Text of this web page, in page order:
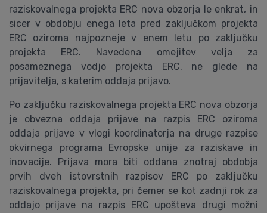
raziskovalnega projekta ERC nova obzorja le enkrat, in
sicer v obdobju enega leta pred zaključkom projekta
ERC oziroma najpozneje v enem letu po zaključku
projekta ERC. Navedena omejitev velja za
posameznega vodjo projekta ERC, ne glede na
prijavitelja, s katerim oddaja prijavo.
Po zaključku raziskovalnega projekta ERC nova obzorja
je obvezna oddaja prijave na razpis ERC oziroma
oddaja prijave v vlogi koordinatorja na druge razpise
okvirnega programa Evropske unije za raziskave in
inovacije. Prijava mora biti oddana znotraj obdobja
prvih dveh istovrstnih razpisov ERC po zaključku
raziskovalnega projekta, pri čemer se kot zadnji rok za
oddajo prijave na razpis ERC upošteva drugi možni